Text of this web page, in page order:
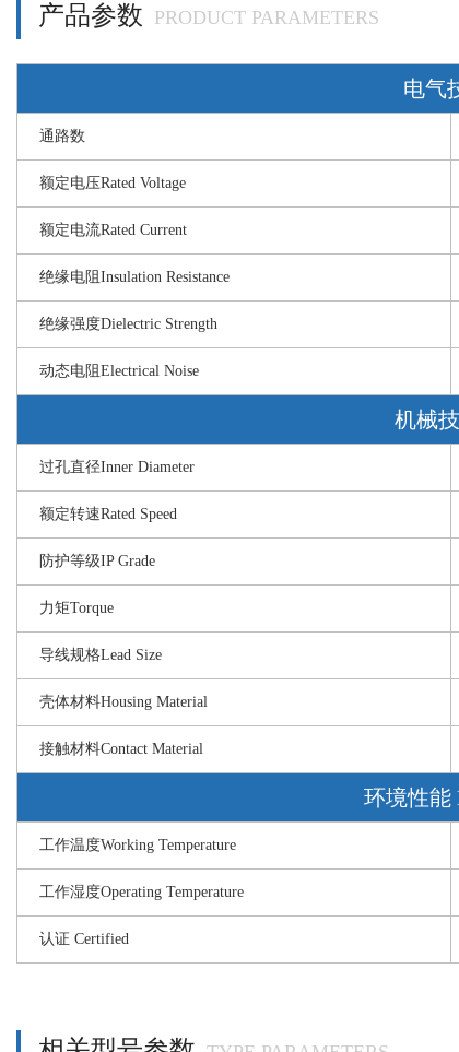
产品参数 PRODUCT PARAMETERS
电气
通路数
额定电压Rated Voltage
额定电流Rated Current
绝缘电阻Insulation Resistance
绝缘强度Dielectric Strength
动态电阻Electrical Noise
机械
过孔直径Inner Diameter
额定转速Rated Speed
防护等级IP Grade
力矩Torque
导线规格Lead Size
壳体材料Housing Material
接触材料Contact Material
环境性能
工作温度Working Temperature
工作湿度Operating Temperature
认证 Certified